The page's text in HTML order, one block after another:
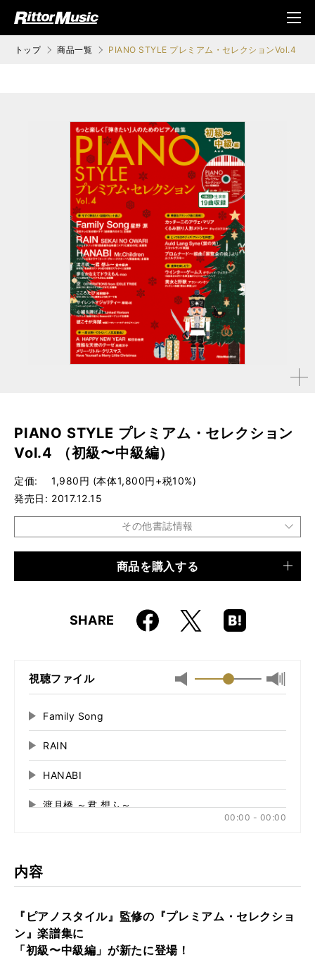
ジック (Rittor Musi
メニ
ュ
トップ 商品一覧 PIANO STYLE プレミアム・セレクションVol.4 （
拡大す
PIANO STYLE プレミアム・セレクション
Vol.4 （初級〜中級編）
定価
1,980円 (本体1,800円+税10%)
発売日
2017.12.15
その他書誌情報
9784845631643
商品を購入する
SHARE Faceboo
k
X
Hatena
Boo
視聴ファイル
最小
音
最大音
量
再
生
す
る
Family Song
再
生
す
る
RAIN
再
生
す
HANABI
再
渡月橋 ～君 想ふ～
す
る
再
生
る
生
す
る
再
生
す
サイレントマジョリティー
再
心臓を捧げよ！
00:00 - 00:00
内容
『ピアノスタイル』監修の『プレミアム・セレクショ
ン』楽譜集に
「初級〜中級編」が新たに登場！